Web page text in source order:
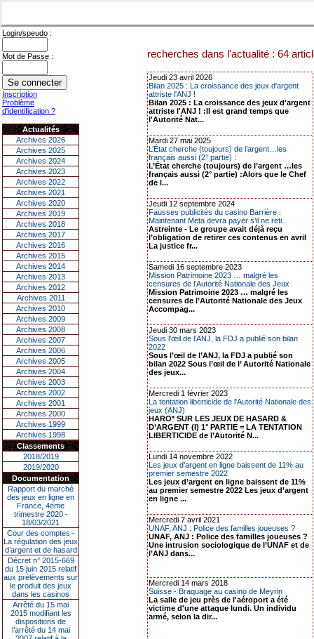
Login/speudo :
Mot de Passe :
Inscription
Problème
d'identification ?
Actualités
Archives 2026
Archives 2025
Archives 2024
Archives 2023
Archives 2022
Archives 2021
Archives 2020
Archives 2019
Archives 2018
Archives 2017
Archives 2016
Archives 2015
Archives 2014
Archives 2013
Archives 2012
Archives 2011
Archives 2010
Archives 2009
Archives 2008
Archives 2007
Archives 2006
Archives 2005
Archives 2004
Archives 2003
Archives 2002
Archives 2001
Archives 2000
Archives 1999
Archives 1998
Classements
2018/2019
2019/2020
Documentation
Rapport du marché
des jeux en ligne en
France, 4eme
trimestre 2020 -
18/03/2021
Cour des comptes -
La régulation des jeux
d’argent et de hasard
Décret n° 2015-669
du 15 juin 2015 relatif
aux prélèvements sur
le produit des jeux
dans les casinos
Arrêté du 15 mai
2015 modifiant les
dispositions de
l’arrêté du 14 mai
recherches dans l'actualité : 64
Jeudi 23 avril 2026
Bilan 2025 : La croissance des jeux d'argent
attriste l'ANJ !
Bilan 2025 : La croissance des jeux d'argent
attriste l'ANJ ! :Il est grand temps que
l'Autorité Nat...
Mardi 27 mai 2025
L’État cherche (toujours) de l’argent…les
français aussi (2° partie) :
L’État cherche (toujours) de l’argent …les
français aussi (2° partie) :Alors que le Chef
de l...
Jeudi 12 septembre 2024
Fausses publicités du casino Barrière :
Maintenant Meta devra payer s’il ne reti...
Astreinte - Le groupe avait déjà reçu
l’obligation de retirer ces contenus en avril
La justice fr...
Samedi 16 septembre 2023
Mission Patrimoine 2023 … malgré les
censures de l’Autorité Nationale des Jeux
Mission Patrimoine 2023 … malgré les
censures de l’Autorité Nationale des Jeux
Accompag...
Jeudi 30 mars 2023
Sous l’œil de l’ANJ, la FDJ a publié son bilan
2022
Sous l’œil de l’ANJ, la FDJ a publié son
bilan 2022 Sous l’œil de l’ Autorité Nationale
des jeux...
Mercredi 1 février 2023
La tentation liberticide de l'Autorité Nationale des
jeux (ANJ)
HARO* SUR LES JEUX DE HASARD &
D’ARGENT (I) 1° PARTIE = LA TENTATION
LIBERTICIDE de l’Autorité N...
Lundi 14 novembre 2022
Les jeux d’argent en ligne baissent de 11% au
premier semestre 2022
Les jeux d’argent en ligne baissent de 11%
au premier semestre 2022 Les jeux d’argent
en ligne ...
Mercredi 7 avril 2021
UNAF, ANJ : Police des familles joueuses ?
UNAF, ANJ : Police des familles joueuses ?
Une intrusion sociologique de l’UNAF et de
l’ANJ dans...
Mercredi 14 mars 2018
Suisse - Braquage au casino de Meyrin
La salle de jeu près de l'aéroport a été
victime d'une attaque lundi. Un individu
armé, selon la dir...